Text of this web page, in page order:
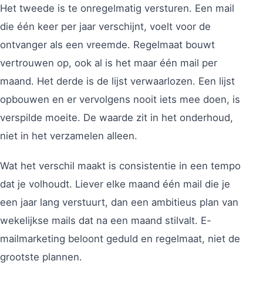
Het tweede is te onregelmatig versturen. Een mail
die één keer per jaar verschijnt, voelt voor de
ontvanger als een vreemde. Regelmaat bouwt
vertrouwen op, ook al is het maar één mail per
maand. Het derde is de lijst verwaarlozen. Een lijst
opbouwen en er vervolgens nooit iets mee doen, is
verspilde moeite. De waarde zit in het onderhoud,
niet in het verzamelen alleen.
Wat het verschil maakt is consistentie in een tempo
dat je volhoudt. Liever elke maand één mail die je
een jaar lang verstuurt, dan een ambitieus plan van
wekelijkse mails dat na een maand stilvalt. E-
mailmarketing beloont geduld en regelmaat, niet de
grootste plannen.